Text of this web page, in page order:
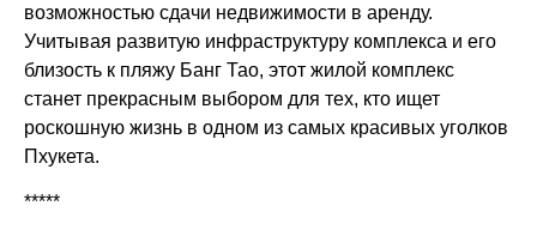
возможностью сдачи недвижимости в аренду.
Учитывая развитую инфраструктуру комплекса и его
близость к пляжу Банг Тао, этот жилой комплекс
станет прекрасным выбором для тех, кто ищет
роскошную жизнь в одном из самых красивых уголков
Пхукета.
*****